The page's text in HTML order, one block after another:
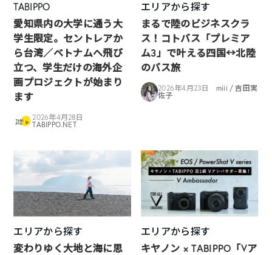
TABIPPO
愛知県内の大学に通う大
学生限定。セントレアか
ら台湾／ベトナムへ飛び
立つ、学生だけの海外企
画プロジェクトが始まり
ます
2026年4月28日
TABIPPO.NET
エリアから探す
まるで陸のビジネスクラ
ス！コトバス「プレミア
ム3」で叶える四国↔︎北陸
のバス旅
2026年4月23日
miii / 吉田実
佐子
エリアから探す
変わりゆく大地と海に思
エリアから探す
キヤノン × TABIPPO「Vア